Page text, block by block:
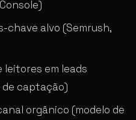
chave alvo (Semrush,
leitores em leads
captação)
orgânico (modelo de